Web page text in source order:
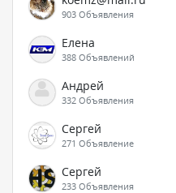
903 Объявления
Елена
388 Объявлений
Андрей
332 Объявления
Сергей
271 Объявление
Сергей
233 Объявления